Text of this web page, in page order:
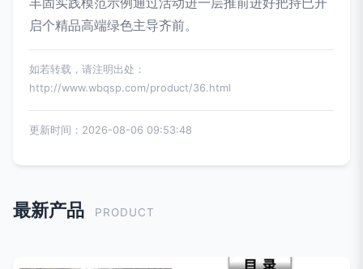
启个精品高端绿色主导齐前。
如若转载，请注明出处：
http://www.wbqsp.com/product/36.html
更新时间：2026-08-06 09:53:48
最新产品 PRODUCT